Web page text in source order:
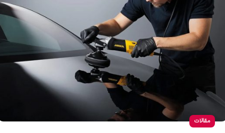
مقالات